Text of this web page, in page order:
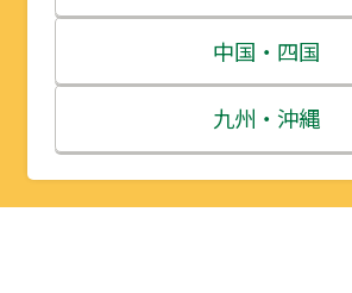
宮城県
秋田県
山形県
群馬県
埼玉県
千葉県
富山県
石川県
福井県
三重県
滋賀県
京都府
中国・四国
鳥取県
島根県
九州・沖縄
福岡県